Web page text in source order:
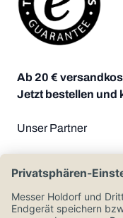
Ab 20 €
Jetzt bestellen und
Unser Partner
Zahlungsoptionen